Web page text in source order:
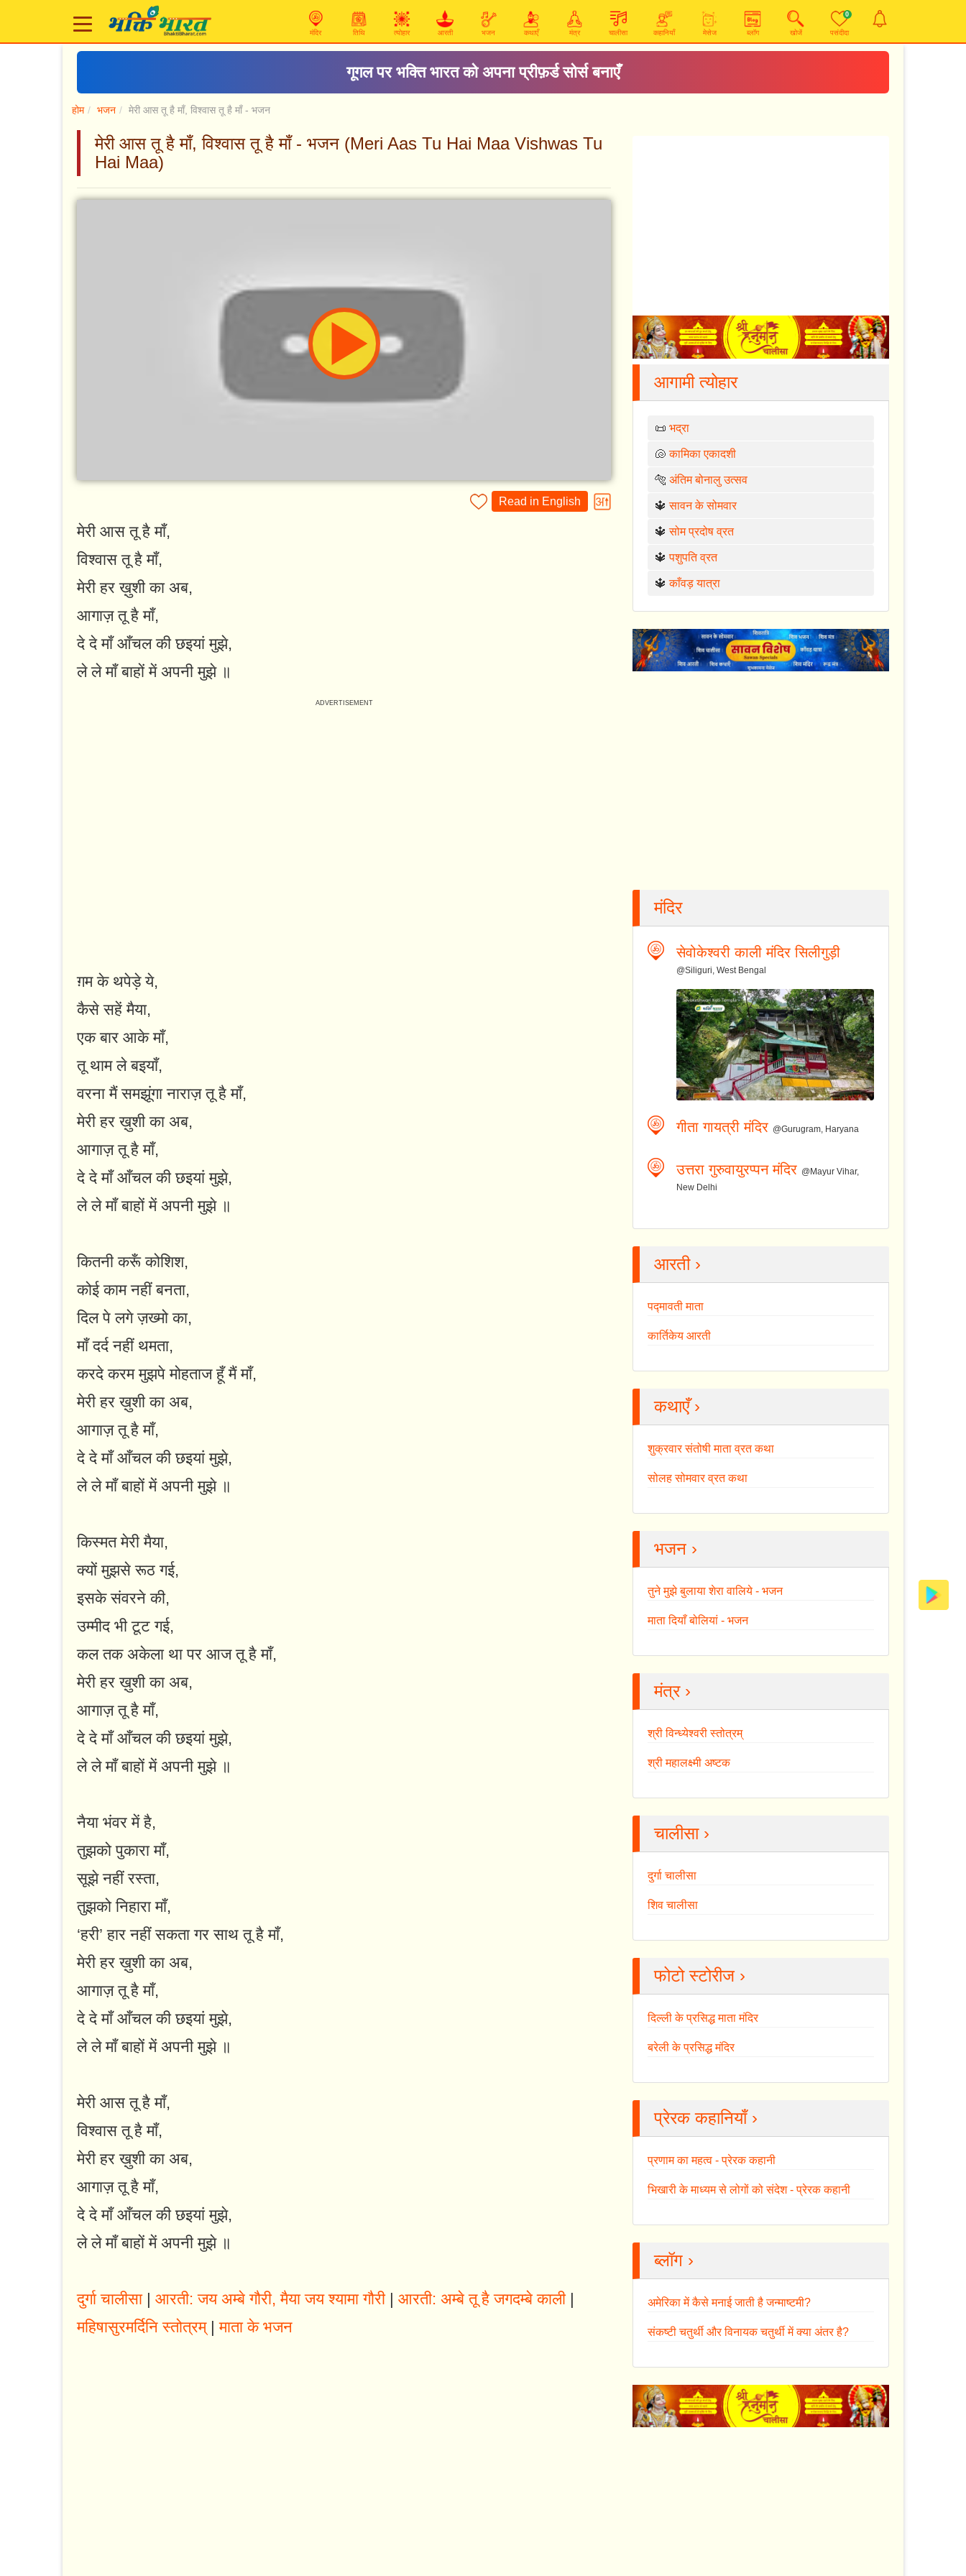
मंदिर तिथि त्योहार आरती भजन कथाएँ मंत्र चालीसा कहानियाँ मेसेज ब्लॉग खोजें
0
पसंदीदा
गूगल पर भक्ति भारत को अपना प्रीफ़र्ड सोर्स बनाएँ
होम भजन मेरी आस तू है माँ, विश्वास तू है माँ - भजन
मेरी आस तू है माँ, विश्वास तू है माँ - भजन (Meri Aas Tu Hai Maa Vishwas Tu
Hai Maa)
Read in English
मेरी आस तू है माँ,
विश्वास तू है माँ,
मेरी हर ख़ुशी का अब,
आगाज़ तू है माँ,
दे दे माँ आँचल की छइयां मुझे,
ले ले माँ बाहों में अपनी मुझे ॥
ग़म के थपेड़े ये,
कैसे सहें मैया,
एक बार आके माँ,
तू थाम ले बइयाँ,
वरना मैं समझूंगा नाराज़ तू है माँ,
मेरी हर ख़ुशी का अब,
आगाज़ तू है माँ,
दे दे माँ आँचल की छइयां मुझे,
ले ले माँ बाहों में अपनी मुझे ॥
कितनी करूँ कोशिश,
कोई काम नहीं बनता,
दिल पे लगे ज़ख्मो का,
माँ दर्द नहीं थमता,
करदे करम मुझपे मोहताज हूँ मैं माँ,
मेरी हर ख़ुशी का अब,
आगाज़ तू है माँ,
दे दे माँ आँचल की छइयां मुझे,
ले ले माँ बाहों में अपनी मुझे ॥
किस्मत मेरी मैया,
क्यों मुझसे रूठ गई,
इसके संवरने की,
उम्मीद भी टूट गई,
कल तक अकेला था पर आज तू है माँ,
मेरी हर ख़ुशी का अब,
आगाज़ तू है माँ,
दे दे माँ आँचल की छइयां मुझे,
ले ले माँ बाहों में अपनी मुझे ॥
नैया भंवर में है,
तुझको पुकारा माँ,
सूझे नहीं रस्ता,
तुझको निहारा माँ,
‘हरी’ हार नहीं सकता गर साथ तू है माँ,
मेरी हर ख़ुशी का अब,
आगाज़ तू है माँ,
दे दे माँ आँचल की छइयां मुझे,
ले ले माँ बाहों में अपनी मुझे ॥
मेरी आस तू है माँ,
विश्वास तू है माँ,
मेरी हर ख़ुशी का अब,
आगाज़ तू है माँ,
दे दे माँ आँचल की छइयां मुझे,
ले ले माँ बाहों में अपनी मुझे ॥
दुर्गा चालीसा| आरती: जय अम्बे गौरी, मैया जय श्यामा गौरी| आरती: अम्बे तू है जगदम्बे काली|
महिषासुरमर्दिनि स्तोत्रम्|माता के भजन
आगामी त्योहार
📜भद्रा
🐚कामिका एकादशी
🐅अंतिम बोनालु उत्सव
🔱सावन के सोमवार
🔱सोम प्रदोष व्रत
🔱पशुपति व्रत
🔱काँवड़ यात्रा
मंदिर
सेवोकेश्वरी काली मंदिर सिलीगुड़ी
@Siliguri, West Bengal
गीता गायत्री मंदिर @Gurugram, Haryana
उत्तरा गुरुवायुरप्पन मंदिर @Mayur Vihar,
New Delhi
आरती ›
पद्मावती माता
कार्तिकेय आरती
कथाएँ ›
शुक्रवार संतोषी माता व्रत कथा
सोलह सोमवार व्रत कथा
भजन ›
तुने मुझे बुलाया शेरा वालिये - भजन
माता दियाँ बोलियां - भजन
मंत्र ›
श्री विन्ध्येश्वरी स्तोत्रम्
श्री महालक्ष्मी अष्टक
चालीसा ›
दुर्गा चालीसा
शिव चालीसा
फोटो स्टोरीज ›
दिल्ली के प्रसिद्ध माता मंदिर
बरेली के प्रसिद्ध मंदिर
प्रेरक कहानियाँ ›
प्रणाम का महत्व - प्रेरक कहानी
भिखारी के माध्यम से लोगों को संदेश - प्रेरक कहानी
ब्लॉग ›
अमेरिका में कैसे मनाई जाती है जन्माष्टमी?
संकष्टी चतुर्थी और विनायक चतुर्थी में क्या अंतर है?